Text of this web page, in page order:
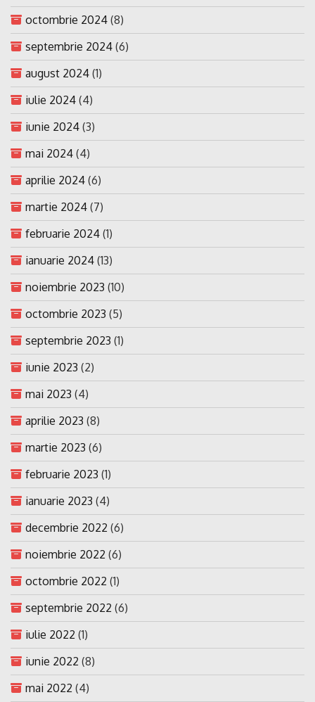
octombrie 2024 (8)
septembrie 2024 (6)
august 2024 (1)
iulie 2024 (4)
iunie 2024 (3)
mai 2024 (4)
aprilie 2024 (6)
martie 2024 (7)
februarie 2024 (1)
ianuarie 2024 (13)
noiembrie 2023 (10)
octombrie 2023 (5)
septembrie 2023 (1)
iunie 2023 (2)
mai 2023 (4)
aprilie 2023 (8)
martie 2023 (6)
februarie 2023 (1)
ianuarie 2023 (4)
decembrie 2022 (6)
noiembrie 2022 (6)
octombrie 2022 (1)
septembrie 2022 (6)
iulie 2022 (1)
iunie 2022 (8)
mai 2022 (4)